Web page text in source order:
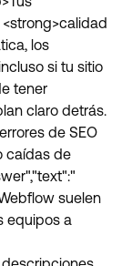
los
si tu sitio
tener
claro detrás.
de SEO
caídas de
suelen
equipos a